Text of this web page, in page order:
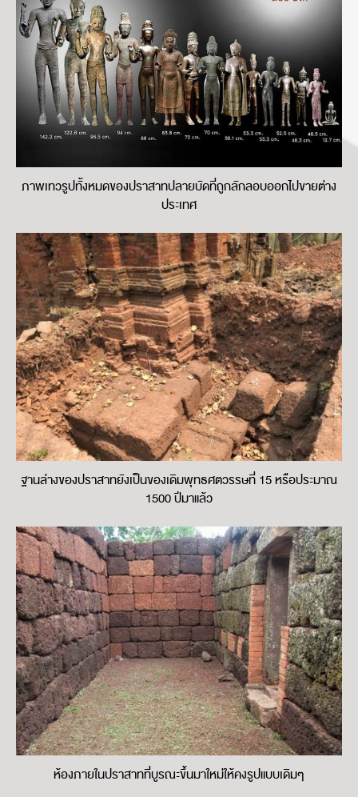
ภาพเทวรูปทั้งหมดของปราสาทปลายบัดที่ถูกลักลอบออกไปขายต่าง
ประเทศ
ฐานล่างของปราสาทยังเป็นของเดิมพุทธศตวรรษที่ 15 หรือประมาณ
1500 ปีมาแล้ว
ห้องภายในปราสาทที่บูรณะขึ้นมาใหม่ให้คงรูปแบบเดิมๆ